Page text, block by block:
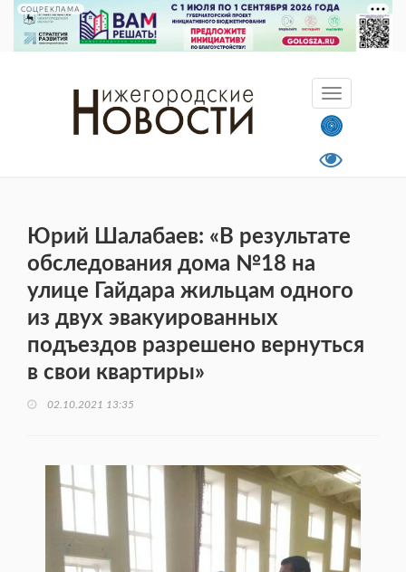
СОЦРЕКЛАМА
Юрий Шалабаев: «В результате
обследования дома №18 на
улице Гайдара жильцам одного
из двух эвакуированных
подъездов разрешено вернуться
в свои квартиры»
02.10.2021 13:35